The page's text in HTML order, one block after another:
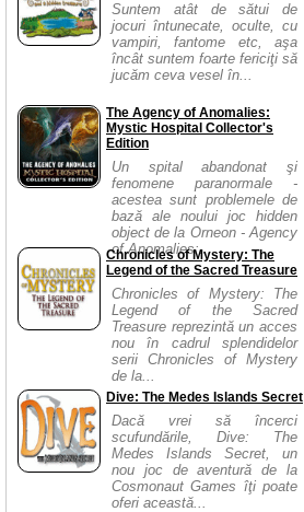
Suntem atât de sătui de
jocuri întunecate, oculte, cu
vampiri, fantome etc, aşa
încât suntem foarte fericiţi să
jucăm ceva vesel în...
The Agency of Anomalies:
Mystic Hospital Collector's
Edition
Un spital abandonat şi
fenomene paranormale -
acestea sunt problemele de
bază ale noului joc hidden
object de la Orneon - Agency
of Anomalies:...
Chronicles of Mystery: The
Legend of the Sacred Treasure
Chronicles of Mystery: The
Legend of the Sacred
Treasure reprezintă un acces
nou în cadrul splendidelor
serii Chronicles of Mystery
de la...
Dive: The Medes Islands Secret
Dacă vrei să încerci
scufundările, Dive: The
Medes Islands Secret, un
nou joc de aventură de la
Cosmonaut Games îţi poate
oferi această...